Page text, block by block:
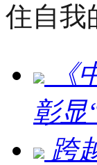
住自我
彰显
跨